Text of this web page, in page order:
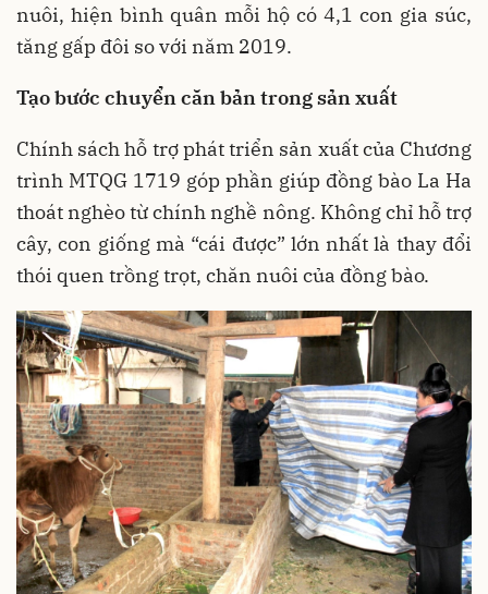
nuôi, hiện bình quân mỗi hộ có 4,1 con gia súc,
tăng gấp đôi so với năm 2019.
Tạo bước chuyển căn bản trong sản xuất
Chính sách hỗ trợ phát triển sản xuất của Chương
trình MTQG 1719 góp phần giúp đồng bào La Ha
thoát nghèo từ chính nghề nông. Không chỉ hỗ trợ
cây, con giống mà “cái được” lớn nhất là thay đổi
thói quen trồng trọt, chăn nuôi của đồng bào.